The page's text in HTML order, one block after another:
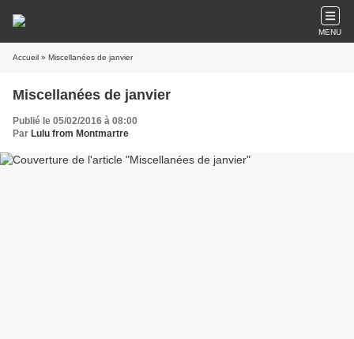
MENU
Accueil » Miscellanées de janvier
Miscellanées de janvier
Publié le 05/02/2016 à 08:00
Par Lulu from Montmartre